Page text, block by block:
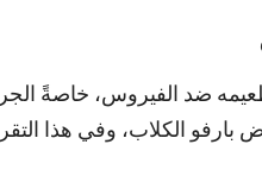
ضد الفيروس، خاصةً
بارفو الكلاب، وفي هذا